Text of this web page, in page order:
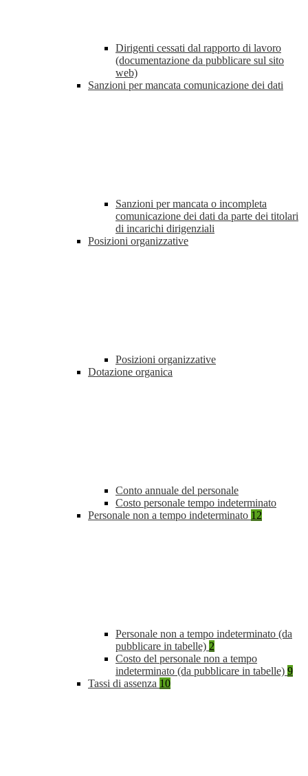
Dirigenti cessati dal rapporto di lavoro
(documentazione da pubblicare sul sito
web)
Sanzioni per mancata comunicazione dei dati
Sanzioni per mancata o incompleta
comunicazione dei dati da parte dei titolari
di incarichi dirigenziali
Posizioni organizzative
Posizioni organizzative
Dotazione organica
Conto annuale del personale
Costo personale tempo indeterminato
Personale non a tempo indeterminato 12
Personale non a tempo indeterminato (da
pubblicare in tabelle) 2
Costo del personale non a tempo
indeterminato (da pubblicare in tabelle) 9
Tassi di assenza 10